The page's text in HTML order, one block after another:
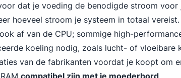
dat je voeding de benodigde stroom voor
hoeveel stroom je systeem in totaal
af van de CPU; sommige high-
koeling nodig, zoals lucht- of vloeibare
van de fabrikanten voordat je koopt om
compatibel zijn met je moederbord.